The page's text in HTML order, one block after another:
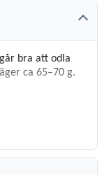
bra att odla
ca 65–70 g.